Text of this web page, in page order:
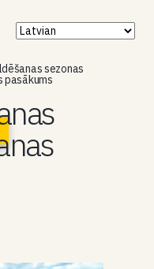
sezonas
pasākums